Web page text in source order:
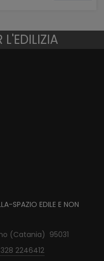
L'EDILIZIA
SPAZIO EDILE E NON
(Catania) 95031
2246412